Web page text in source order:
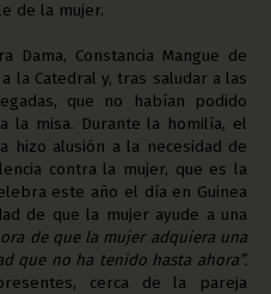
de la mujer.
Constancia Mangue de
la Catedral y, tras saludar a las
que no habían podido
la misa. Durante la homilía, el
hizo alusión a la necesidad de
contra la mujer, que es la
este año el día en Guinea
de que la mujer ayude a una
de que la mujer adquiera una
que no ha tenido hasta ahora”.
cerca de la pareja